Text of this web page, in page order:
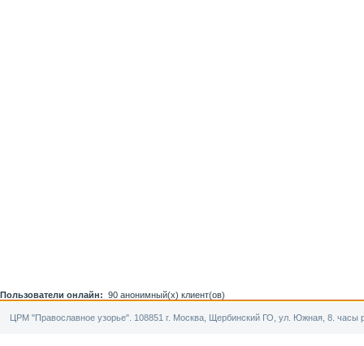
Пользователи онлайн: 90 анонимный(х) клиент(ов)
ЦРМ "Православное узорье". 108851 г. Москва, Щербинский ГО, ул. Южная, 8. часы